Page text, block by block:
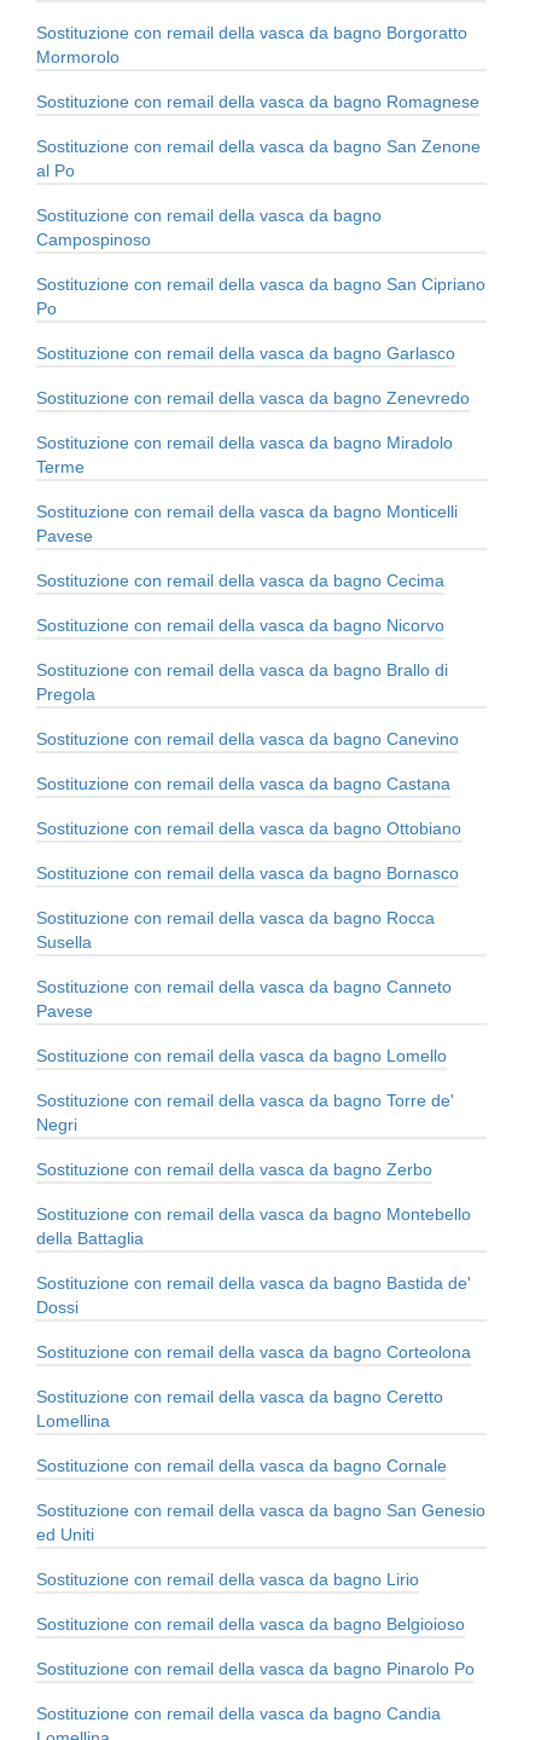
Sostituzione con remail della vasca da bagno Borgoratto
Mormorolo
Sostituzione con remail della vasca da bagno Romagnese
Sostituzione con remail della vasca da bagno San Zenone
al Po
Sostituzione con remail della vasca da bagno
Campospinoso
Sostituzione con remail della vasca da bagno San Cipriano
Po
Sostituzione con remail della vasca da bagno Garlasco
Sostituzione con remail della vasca da bagno Zenevredo
Sostituzione con remail della vasca da bagno Miradolo
Terme
Sostituzione con remail della vasca da bagno Monticelli
Pavese
Sostituzione con remail della vasca da bagno Cecima
Sostituzione con remail della vasca da bagno Nicorvo
Sostituzione con remail della vasca da bagno Brallo di
Pregola
Sostituzione con remail della vasca da bagno Canevino
Sostituzione con remail della vasca da bagno Castana
Sostituzione con remail della vasca da bagno Ottobiano
Sostituzione con remail della vasca da bagno Bornasco
Sostituzione con remail della vasca da bagno Rocca
Susella
Sostituzione con remail della vasca da bagno Canneto
Pavese
Sostituzione con remail della vasca da bagno Lomello
Sostituzione con remail della vasca da bagno Torre de'
Negri
Sostituzione con remail della vasca da bagno Zerbo
Sostituzione con remail della vasca da bagno Montebello
della Battaglia
Sostituzione con remail della vasca da bagno Bastida de'
Dossi
Sostituzione con remail della vasca da bagno Corteolona
Sostituzione con remail della vasca da bagno Ceretto
Lomellina
Sostituzione con remail della vasca da bagno Cornale
Sostituzione con remail della vasca da bagno San Genesio
ed Uniti
Sostituzione con remail della vasca da bagno Lirio
Sostituzione con remail della vasca da bagno Belgioioso
Sostituzione con remail della vasca da bagno Pinarolo Po
Sostituzione con remail della vasca da bagno Candia